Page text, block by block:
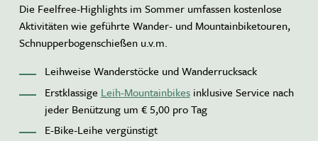
Die Feelfree-Highlights im Sommer umfassen kostenlose
Aktivitäten wie geführte Wander- und Mountainbiketouren,
Schnupperbogenschießen u.v.m.
Leihweise Wanderstöcke und Wanderrucksack
Erstklassige Leih-Mountainbikesinklusive Service nach
jeder Benützung um € 5,00 pro Tag
E-Bike-Leihe vergünstigt